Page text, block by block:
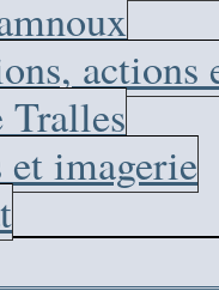
Tralles
et imagerie